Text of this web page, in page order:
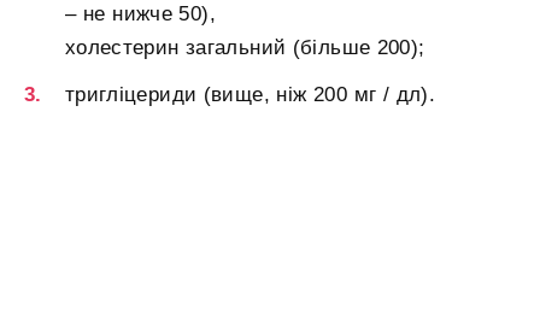
– не нижче 50),
холестерин загальний (більше 200);
тригліцериди (вище, ніж 200 мг / дл).